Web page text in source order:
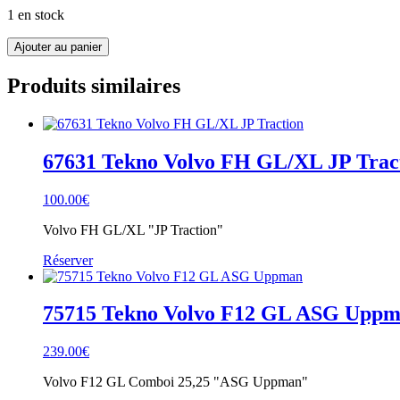
1 en stock
quantité
de
84828
Tekno
Lewiszong
Ajouter au panier
Produits similaires
67631 Tekno Volvo FH GL/XL JP
100.00€
Volvo FH GL/XL "JP Traction"
Réserver
75715 Tekno Volvo F12 GL ASG
239.00€
Volvo F12 GL Comboi 25,25 "ASG Uppman"